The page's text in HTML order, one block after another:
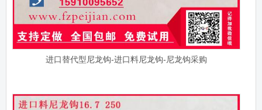
进口替代型尼龙钩-进口料尼龙钩-尼龙钩采购